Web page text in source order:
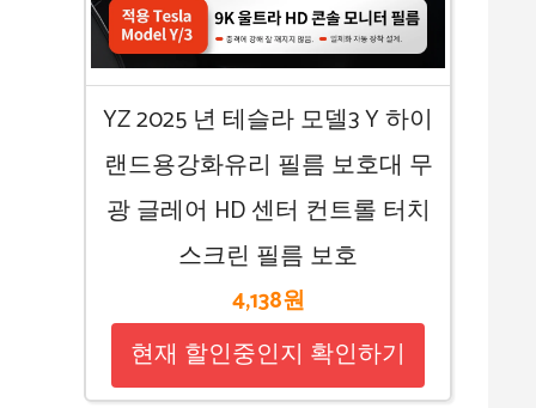
YZ 2025 년 테슬라 모델3 Y 하이
랜드용강화유리 필름 보호대 무
광 글레어 HD 센터 컨트롤 터치
스크린 필름 보호
4,138원
현재 할인중인지 확인하기